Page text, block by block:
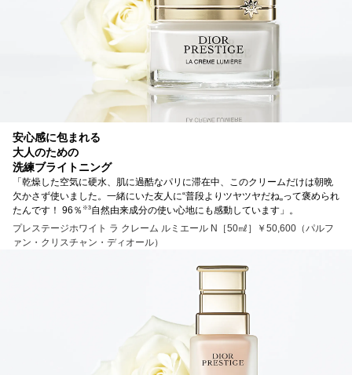
安心感に包まれる
大人のための
洗練ブライトニング
「乾燥した空気に硬水、肌に過酷なパリに滞在中、このクリームだけは朝晩
欠かさず使いました。一緒にいた友人に“普段よりツヤツヤだね„って褒められ
たんです！ 96％ ※3自然由来成分の使い心地にも感動しています」。
プレステージホワイト ラ クレーム ルミエール N［50㎖］￥50,600（パルフ
ァン・クリスチャン・ディオール）